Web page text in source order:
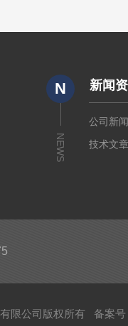
N
NEWS
新闻
公司新
技术文
限公司版权所有 备案号